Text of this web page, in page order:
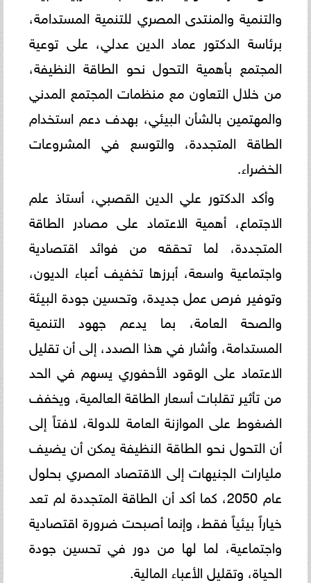
والتنمية والمنتدى المصري للتنمية المستدامة،
برئاسة الدكتور عماد الدين عدلي، على توعية
المجتمع بأهمية التحول نحو الطاقة النظيفة،
من خلال التعاون مع منظمات المجتمع المدني
والمهتمين بالشأن البيئي، بهدف دعم استخدام
الطاقة المتجددة، والتوسع في المشروعات
الخضراء.
وأكد الدكتور علي الدين القصبي، أستاذ علم
الاجتماع، أهمية الاعتماد على مصادر الطاقة
المتجددة، لما تحققه من فوائد اقتصادية
واجتماعية واسعة، أبرزها تخفيف أعباء الديون،
وتوفير فرص عمل جديدة، وتحسين جودة البيئة
والصحة العامة، بما يدعم جهود التنمية
المستدامة، وأشار في هذا الصدد، إلى أن تقليل
الاعتماد على الوقود الأحفوري يسهم في الحد
من تأثير تقلبات أسعار الطاقة العالمية، ويخفف
الضغوط على الموازنة العامة للدولة، لافتاً إلى
أن التحول نحو الطاقة النظيفة يمكن أن يضيف
مليارات الجنيهات إلى الاقتصاد المصري بحلول
عام 2050، كما أكد أن الطاقة المتجددة لم تعد
خياراً بيئياً فقط، وإنما أصبحت ضرورة اقتصادية
واجتماعية، لما لها من دور في تحسين جودة
الحياة، وتقليل الأعباء المالية.